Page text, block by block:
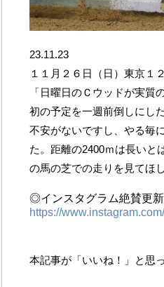
23.11.23
１１月２６日（日）東京１
「日曜日のＣウッドが実
初の予定を一週前倒しにし
不安がないですし、やる毎
た。距離の2400ｍは長いと
の馬の芝での走りを見てほ
◎インスタグラム絶賛更
https://
本記事が「いいね！」と思